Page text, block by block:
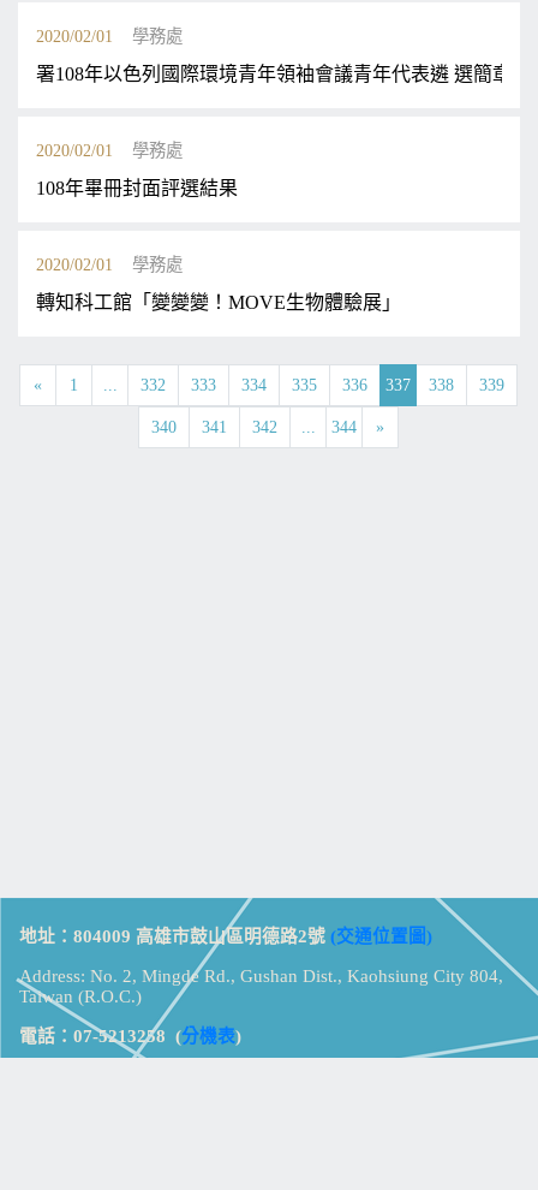
2020/02/01 學務處
署108年以色列國際環境青年領袖會議青年代表遴 選簡章
2020/02/01 學務處
108年畢冊封面評選結果
2020/02/01 學務處
轉知科工館「變變變！MOVE生物體驗展」
« 1 ... 332 333 334 335 336 337 338 339
340 341 342 ... 344 »
地址：804009 高雄市鼓山區明德路2號 (交通位置圖)
Address: No. 2, Mingde Rd., Gushan Dist., Kaohsiung City 804,
Taiwan (R.O.C.)
電話：07-5213258 (分機表)